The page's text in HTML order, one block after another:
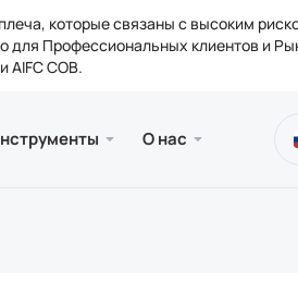
которые связаны с высоким
Профессиональных клиентов и
AIFC COB.
Библиотека
Статьи о
О нас
Лицензии